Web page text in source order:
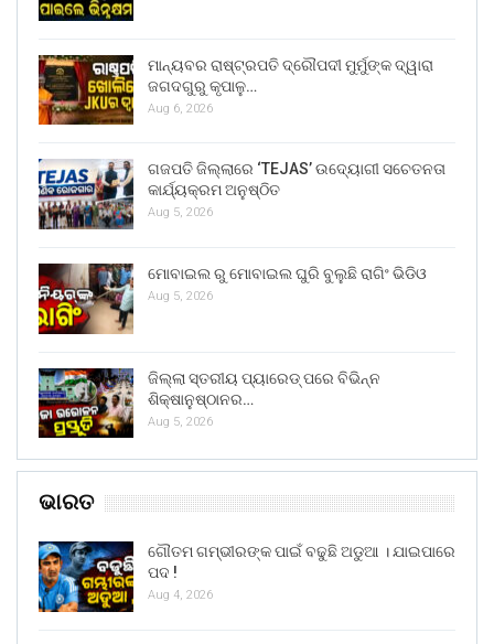
ମାନ୍ୟବର ରାଷ୍ଟ୍ରପତି ଦ୍ରୌପଦୀ ମୁର୍ମୁଙ୍କ ଦ୍ୱାରା
ଜଗଦଗୁରୁ କୃପାଳୁ…
Aug 6, 2026
ଗଜପତି ଜିଲ୍ଲାରେ ‘TEJAS’ ଉଦ୍ୟୋଗୀ ସଚେତନତା
କାର୍ଯ୍ୟକ୍ରମ ଅନୁଷ୍ଠିତ
Aug 5, 2026
ମୋବାଇଲ ରୁ ମୋବାଇଲ ଘୁରି ବୁଲୁଛି ରାଗିଂ ଭିଡିଓ
Aug 5, 2026
ଜିଲ୍ଲା ସ୍ତରୀୟ ପ୍ୟାରେଡ୍ ପରେ ବିଭିନ୍ନ
ଶିକ୍ଷାନୁଷ୍ଠାନର…
Aug 5, 2026
ଭାରତ
ଗୌତମ ଗମ୍ଭୀରଙ୍କ ପାଇଁ ବଢୁଛି ଅଡୁଆ । ଯାଇପାରେ
ପଦ !
Aug 4, 2026